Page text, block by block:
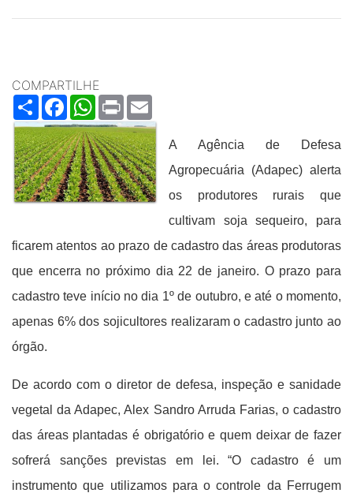
COMPARTILHE
ShareFacebookWhatsApp
Print
A Agência de Defesa
Agropecuária (Adapec) alerta
os produtores rurais que
cultivam soja sequeiro, para
ficarem atentos ao prazo de cadastro das áreas produtoras
que encerra no próximo dia 22 de janeiro. O prazo para
cadastro teve início no dia 1º de outubro, e até o momento,
apenas 6% dos sojicultores realizaram o cadastro junto ao
órgão.
De acordo com o diretor de defesa, inspeção e sanidade
vegetal da Adapec, Alex Sandro Arruda Farias, o cadastro
das áreas plantadas é obrigatório e quem deixar de fazer
sofrerá sanções previstas em lei. “O cadastro é um
instrumento que utilizamos para o controle da Ferrugem